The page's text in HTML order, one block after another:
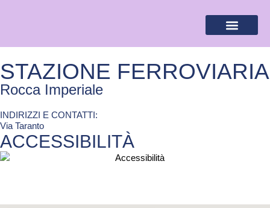
STAZIONE FERROVIARIA
Rocca Imperiale
INDIRIZZI E CONTATTI:​
Via Taranto
ACCESSIBILITÀ